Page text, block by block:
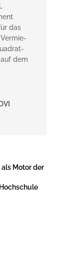
das
Vermie­
dem
Motor der